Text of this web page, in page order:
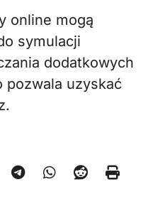
online mogą
symulacji
dodatkowych
pozwala uzyskać